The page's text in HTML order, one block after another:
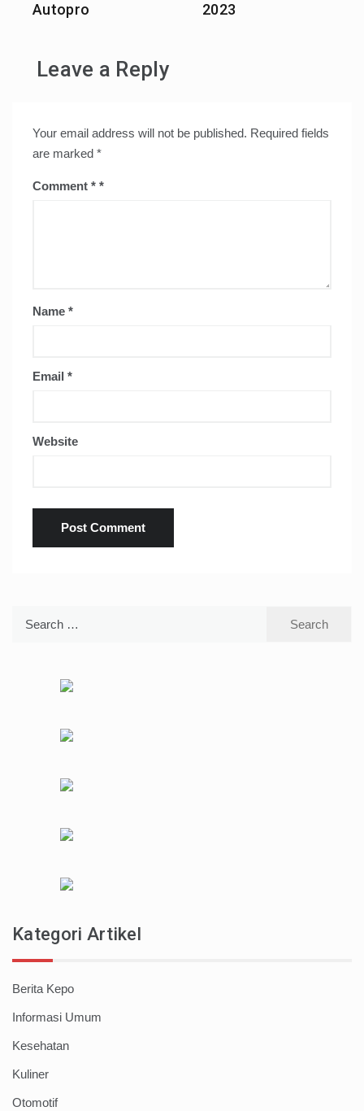
Autopro
2023
Leave a Reply
Your email address will not be published. Required fields
are marked *
Comment *
Name *
Email *
Website
Kategori Artikel
Berita Kepo
Informasi Umum
Kesehatan
Kuliner
Otomotif